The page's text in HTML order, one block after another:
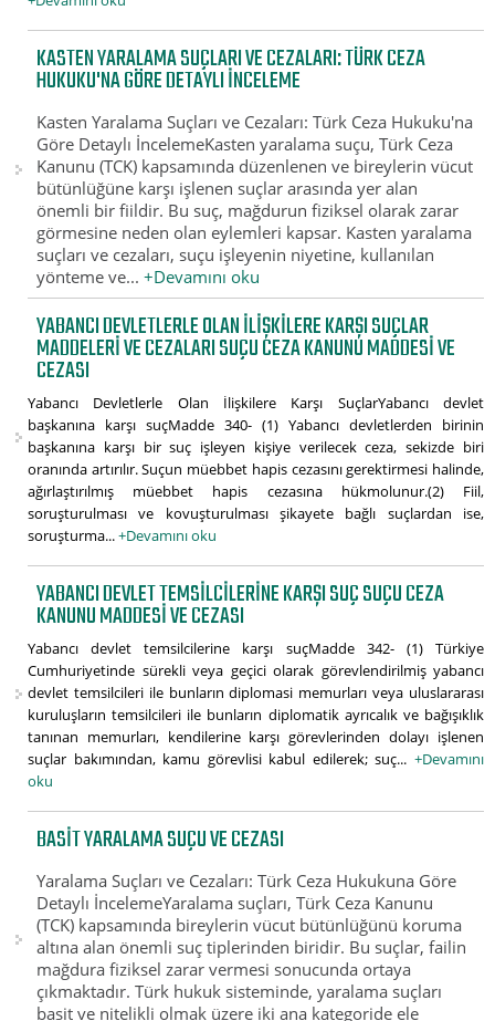
KASTEN YARALAMA SUÇLARI VE CEZALARI: TÜRK CEZA
HUKUKU'NA GÖRE DETAYLI İNCELEME
Kasten Yaralama Suçları ve Cezaları: Türk Ceza Hukuku'na
Göre Detaylı İncelemeKasten yaralama suçu, Türk Ceza
Kanunu (TCK) kapsamında düzenlenen ve bireylerin vücut
bütünlüğüne karşı işlenen suçlar arasında yer alan
önemli bir fiildir. Bu suç, mağdurun fiziksel olarak zarar
görmesine neden olan eylemleri kapsar. Kasten yaralama
suçları ve cezaları, suçu işleyenin niyetine, kullanılan
yönteme ve...+Devamını oku
YABANCI DEVLETLERLE OLAN İLIŞKILERE KARŞI SUÇLAR
MADDELERI VE CEZALARI SUÇU CEZA KANUNU MADDESI VE
CEZASI
Yabancı Devletlerle Olan İlişkilere Karşı SuçlarYabancı devlet
başkanına karşı suçMadde 340- (1) Yabancı devletlerden birinin
başkanına karşı bir suç işleyen kişiye verilecek ceza, sekizde biri
oranında artırılır. Suçun müebbet hapis cezasını gerektirmesi halinde,
ağırlaştırılmış müebbet hapis cezasına hükmolunur.(2) Fiil,
soruşturulması ve kovuşturulması şikayete bağlı suçlardan ise,
soruşturma...+Devamını oku
YABANCI DEVLET TEMSILCILERINE KARŞI SUÇ SUÇU CEZA
KANUNU MADDESI VE CEZASI
Yabancı devlet temsilcilerine karşı suçMadde 342- (1) Türkiye
Cumhuriyetinde sürekli veya geçici olarak görevlendirilmiş yabancı
devlet temsilcileri ile bunların diplomasi memurları veya uluslararası
kuruluşların temsilcileri ile bunların diplomatik ayrıcalık ve bağışıklık
tanınan memurları, kendilerine karşı görevlerinden dolayı işlenen
suçlar bakımından, kamu görevlisi kabul edilerek; suç... +Devamını
oku
BASIT YARALAMA SUÇU VE CEZASI
Yaralama Suçları ve Cezaları: Türk Ceza Hukukuna Göre
Detaylı İncelemeYaralama suçları, Türk Ceza Kanunu
(TCK) kapsamında bireylerin vücut bütünlüğünü koruma
altına alan önemli suç tiplerinden biridir. Bu suçlar, failin
mağdura fiziksel zarar vermesi sonucunda ortaya
çıkmaktadır. Türk hukuk sisteminde, yaralama suçları
basit ve nitelikli olmak üzere iki ana kategoride ele